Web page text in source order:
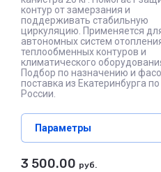
контур от замерзания и
поддерживать стабильную
циркуляцию. Применяется
автономных систем
теплообменных контуров и
климатического
Подбор по назначению и
поставка из Екатеринбурга по
России.
Параметры
3 500.00 руб.